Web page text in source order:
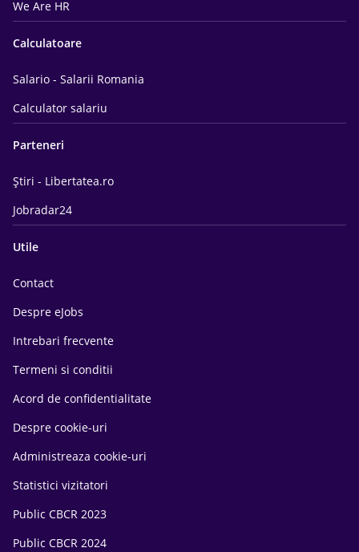
We Are HR
Calculatoare
Salario - Salarii Romania
Calculator salariu
Parteneri
Știri - Libertatea.ro
Jobradar24
Utile
Contact
Despre eJobs
Intrebari frecvente
Termeni si conditii
Acord de confidentialitate
Despre cookie-uri
Administreaza cookie-uri
Statistici vizitatori
Public CBCR 2023
Public CBCR 2024